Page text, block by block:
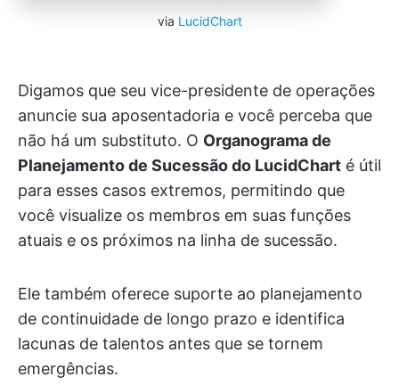
via LucidChart
Digamos que seu vice-presidente de operações
anuncie sua aposentadoria e você perceba que
não há um substituto. O Organograma de
Planejamento de Sucessão do LucidChart é útil
para esses casos extremos, permitindo que
você visualize os membros em suas funções
atuais e os próximos na linha de sucessão.
Ele também oferece suporte ao planejamento
de continuidade de longo prazo e identifica
lacunas de talentos antes que se tornem
emergências.